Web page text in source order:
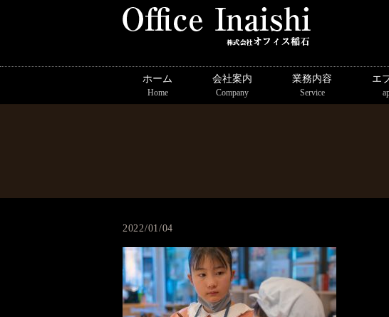
ホーム
Home
会社案内
Company
業務内容
Service
エ
2022/01/04